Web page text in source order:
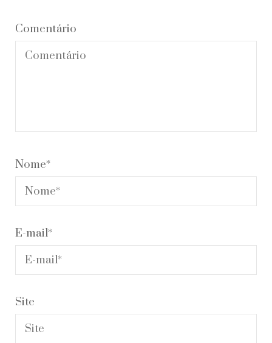
Comentário
Nome*
E-mail*
Site